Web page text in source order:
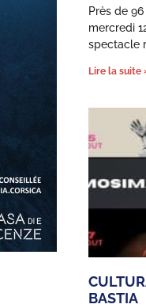
Près de
mercredi
spectacle
Lire la suite
BASTIA